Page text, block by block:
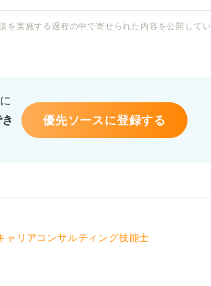
実施する過程の中で寄せられた内容を公開してい
優先ソースに登録する
ャリアコンサルティング技能士